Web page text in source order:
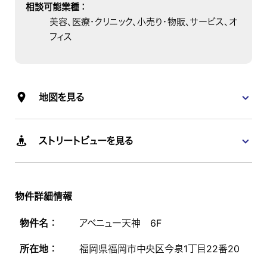
相談可能業種：
美容、医療・クリニック、小売り・物販、サービス、オ
フィス
地図を見る
ストリートビューを見る
物件詳細情報
物件名 ： アベニュー天神 6F
所在地 ： 福岡県福岡市中央区今泉1丁目22番20